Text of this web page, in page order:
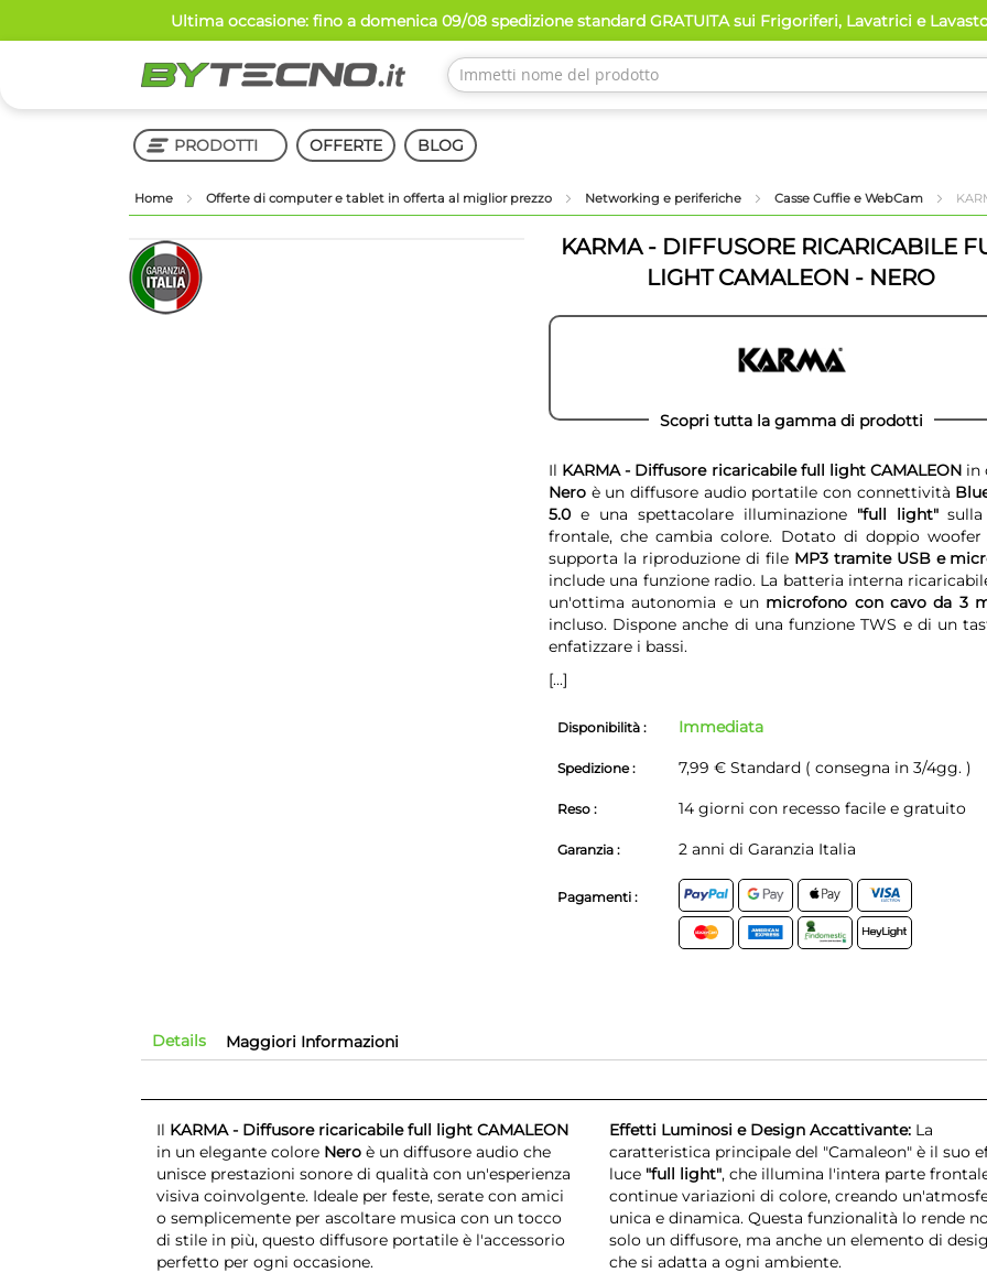
contenuto
Ultima occasione: fino a domenica 09/08 spedizione standard GRATUITA sui Frigoriferi, Lavatrici e
PRODOTTI
Shop in Shop
OFFERTE BLOG
Home Offerte di computer e tablet in offerta al miglior prezzo Networking e periferiche Casse Cuffie e WebCam
Vai
alla
fine
della
Vai
all'inizio
della
galleria
KARMA - DIFFUSORE RICARICABILE
LIGHT CAMALEON - NERO
Scopri tutta la gamma di prodotti
Il KARMA - Diffusore ricaricabile full light CAMALEON in
Nero è un diffusore audio portatile con connettività
5.0 e una spettacolare illuminazione "full light"sulla
frontale, che cambia colore. Dotato di doppio woofer
supporta la riproduzione di file MP3 tramite USB e
include una funzione radio. La batteria interna
un'ottima autonomia e un microfono con cavo da 3
incluso. Dispone anche di una funzione TWS e di un
enfatizzare i bassi.
[...]
Disponibilità : Immediata
Spedizione : 7,99 € Standard ( consegna in 3/4gg. )
Reso : 14 giorni con recesso facile e gratuito
Garanzia : 2 anni di Garanzia Italia
Pagamenti :
Details
Il KARMA - Diffusore ricaricabile full light CAMALEON
in un elegante colore Nero è un diffusore audio che
unisce prestazioni sonore di qualità con un'esperienza
visiva coinvolgente. Ideale per feste, serate con amici
o semplicemente per ascoltare musica con un tocco
di stile in più, questo diffusore portatile è l'accessorio
perfetto per ogni occasione.
Effetti Luminosi e Design Accattivante:La
caratteristica principale del "Camaleon" è il suo
luce "full light", che illumina l'intera parte
continue variazioni di colore, creando
unica e dinamica. Questa funzionalità lo rende
solo un diffusore, ma anche un elemento di
che si adatta a ogni ambiente.
Maggiori Informazioni